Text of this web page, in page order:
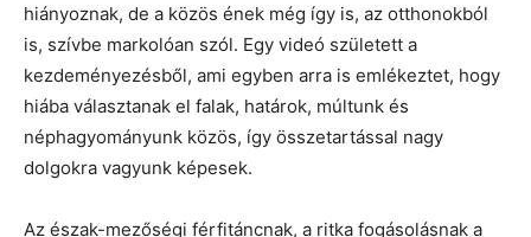
hiányoznak, de a közös ének még így is, az otthonokból
is, szívbe markolóan szól. Egy videó született a
kezdeményezésből, ami egyben arra is emlékeztet, hogy
hiába választanak el falak, határok, múltunk és
néphagyományunk közös, így összetartással nagy
dolgokra vagyunk képesek.
Az észak-mezőségi férfitáncnak, a ritka fogásolásnak a